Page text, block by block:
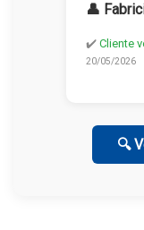
👤
✔️ Cliente
20/05/2026
🔍